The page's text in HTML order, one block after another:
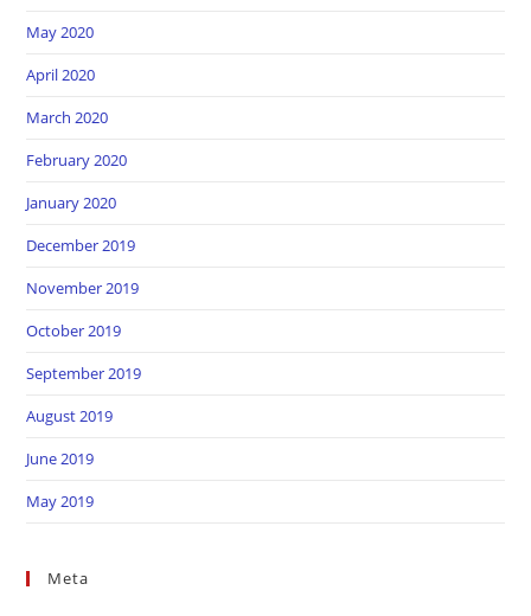
May 2020
April 2020
March 2020
February 2020
January 2020
December 2019
November 2019
October 2019
September 2019
August 2019
June 2019
May 2019
Meta